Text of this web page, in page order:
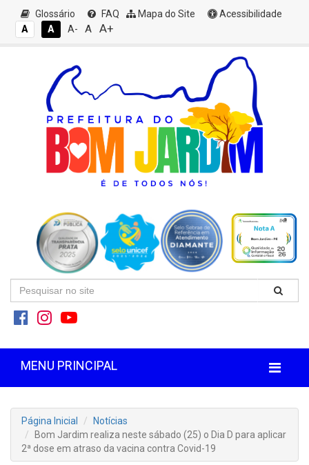
Glossário FAQ Mapa do Site
Acessibilidade
A
A A- A A+
MENU PRINCIPAL
Página Inicial
Notícias
Bom Jardim realiza neste sábado (25) o Dia D para aplicar
2ª dose em atraso da vacina contra Covid-19